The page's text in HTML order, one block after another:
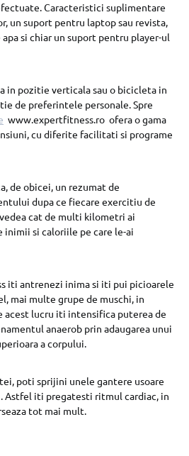
Caracteristici suplimentare
un suport pentru laptop sau revista,
si chiar un suport pentru player-ul
in pozitie verticala sau o bicicleta in
de preferintele personale. Spre
www.expertfitness.ro ofera o gama
cu diferite facilitati si programe
de obicei, un rezumat de
dupa ce fiecare exercitiu de
cat de multi kilometri ai
si caloriile pe care le-ai
iti antrenezi inima si iti pui picioarele
mai multe grupe de muschi, in
acest lucru iti intensifica puterea de
anaerob prin adaugarea unui
a corpului.
poti sprijini unele gantere usoare
Astfel iti pregatesti ritmul cardiac, in
tot mai mult.